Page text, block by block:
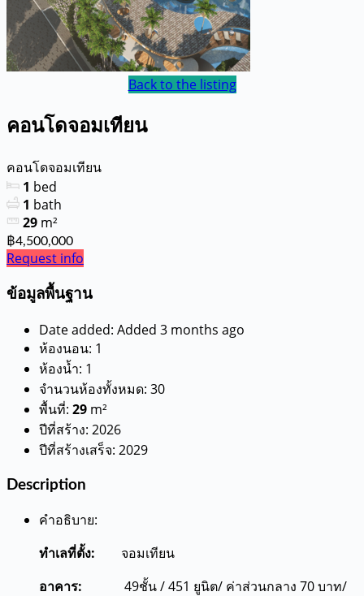
Back to the listing
คอนโดจอมเทียน
คอนโดจอมเทียน
1 bed
1 bath
29 m²
฿4,500,000
Request info
ข้อมูลพื้นฐาน
Date added: Added 3 months ago
ห้องนอน: 1
ห้องน้ำ: 1
จำนวนห้องทั้งหมด: 30
พื้นที่: 29 m²
ปีที่สร้าง: 2026
ปีที่สร้างเสร็จ: 2029
Description
คำอธิบาย:
ทำเลที่ตั้ง:
จอมเทียน
อาคาร: 49ชั้น / 451 ยูนิต/ ค่าส่วนกลาง 70 บาท/